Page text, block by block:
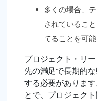
多くの場合、
されているこ
てることを可
プロジェクト・リ
先の満足で長期的
する必要がありま
とで、プロジェク